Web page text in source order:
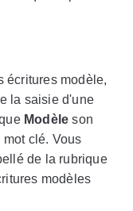
écritures modèle,
la saisie d'une
Modèle son
clé. Vous
de la rubrique
modèles